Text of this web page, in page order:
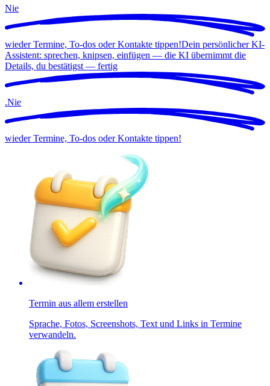
Nie
wieder Termine, To-dos oder Kontakte tippen!Dein persönlicher KI-
Assistent: sprechen, knipsen, einfügen — die KI übernimmt die
Details, du bestätigst — fertig
.Nie
wieder Termine, To-dos oder Kontakte tippen!
Termin aus allem erstellen
Sprache, Fotos, Screenshots, Text und Links in Termine
verwandeln.